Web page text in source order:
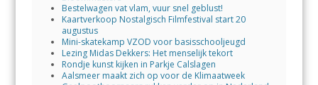
Bestelwagen vat vlam, vuur snel geblust!
Kaartverkoop Nostalgisch Filmfestival start 20
augustus
Mini-skatekamp VZOD voor basisschooljeugd
Lezing Midas Dekkers: Het menselijk tekort
Rondje kunst kijken in Parkje Calslagen
Aalsmeer maakt zich op voor de Klimaatweek